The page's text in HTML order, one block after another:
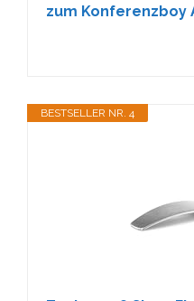
zum Konferenzboy
BESTSELLER NR. 4